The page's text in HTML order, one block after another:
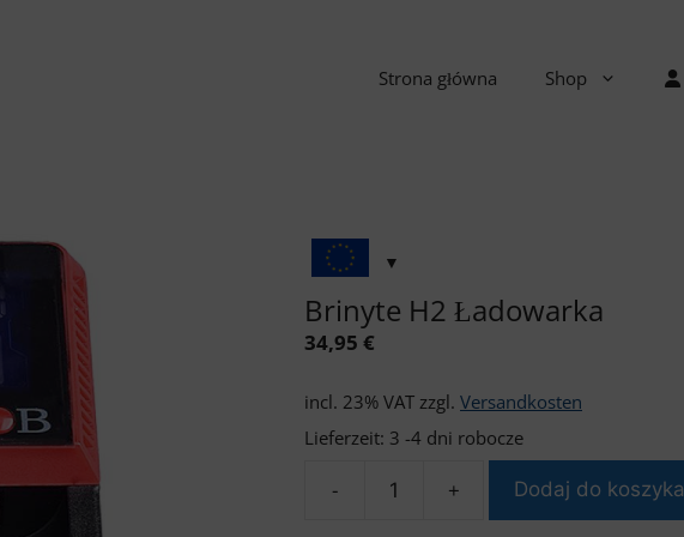
Strona główna Shop
Brinyte H2 Ładowarka
34,95 €
incl. 23% VAT zzgl. Versandkosten
Lieferzeit: 3 -4 dni robocze
- + Dodaj do koszyka